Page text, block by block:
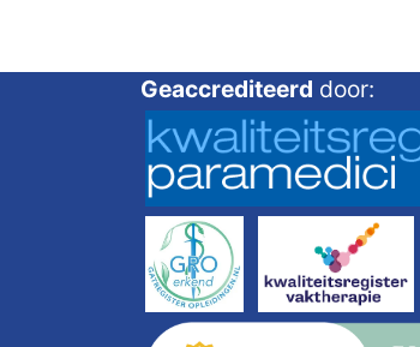
Geaccrediteerd door: